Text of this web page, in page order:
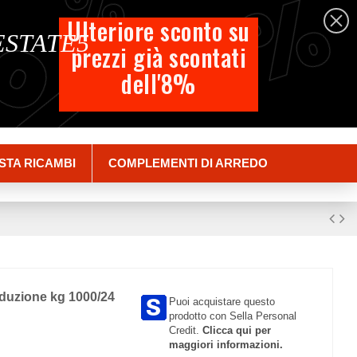
Italiano
Carrello
RICAMBI COMPLEMENTI DI ARREDO
kg 1000/24
Puoi acquistare questo
prodotto con Sella Personal
Credit.Clicca qui per
maggiori informazioni.
%
Ulteriore sconto su
prezzi già scontati
dell'8%